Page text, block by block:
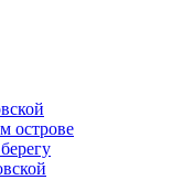
острове